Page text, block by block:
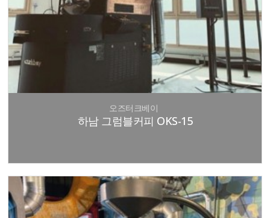
오즈터크베이
하남 그럼블커피 OKS-15